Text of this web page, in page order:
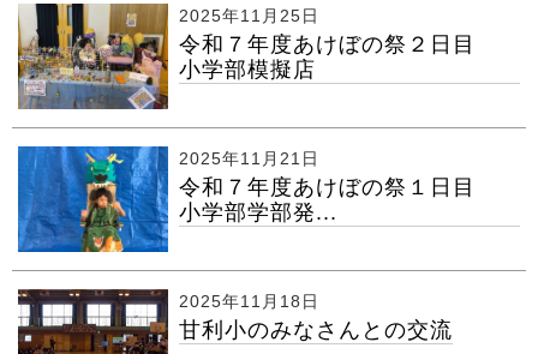
2025年11月25日
令和７年度あけぼの祭２日目
小学部模擬店
2025年11月21日
令和７年度あけぼの祭１日目
小学部学部発...
2025年11月18日
甘利小のみなさんとの交流